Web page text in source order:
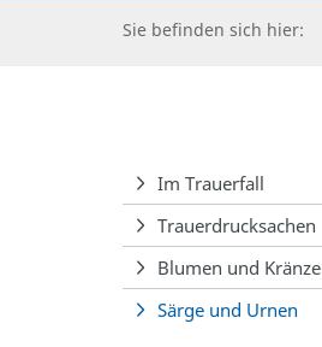
Sie befinden sich hier:
Im Trauerfall
Trauerdrucksachen
Blumen und Kränze
Särge und Urnen